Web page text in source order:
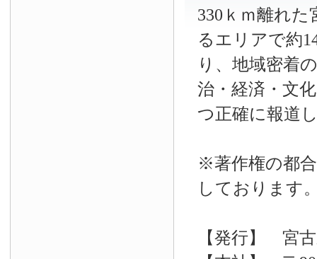
330ｋｍ離れ
るエリアで約
り、地域密着
治・経済・文
つ正確に報道
※著作権の都
しております
【発行】 宮